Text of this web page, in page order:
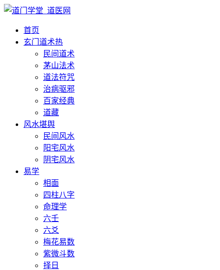
首页
玄门道术热
民间道术
茅山法术
道法符咒
治病驱邪
百家经典
道藏
风水堪舆
民间风水
阳宅风水
阴宅风水
易学
相面
四柱八字
命理学
六壬
六爻
梅花易数
紫微斗数
择日